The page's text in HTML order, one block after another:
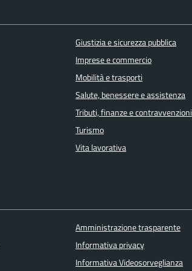
Giustizia e sicurezza pubblica
Imprese e commercio
Mobilità e trasporti
Salute, benessere e assistenza
Tributi, finanze e contravvenzioni
Turismo
Vita lavorativa
Amministrazione trasparente
Informativa privacy
Informativa Videosorveglianza